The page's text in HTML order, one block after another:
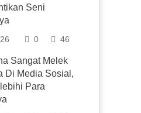
Seni
0 46
Sangat Melek
Di Media Sosial,
Para